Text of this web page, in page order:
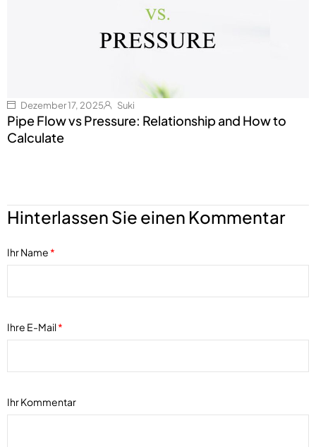
Dezember 17, 2025 Suki
Pipe Flow vs Pressure: Relationship and How to
Calculate
Hinterlassen Sie einen Kommentar
Ihr Name*
Ihre E-Mail*
Ihr Kommentar